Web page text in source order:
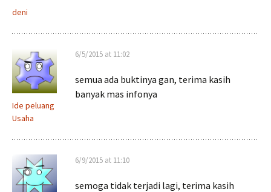
deni
Ide peluang
Usaha
6/5/2015 at 11:02
semua ada buktinya gan, terima kasih
banyak mas infonya
6/9/2015 at 11:10
semoga tidak terjadi lagi, terima kasih